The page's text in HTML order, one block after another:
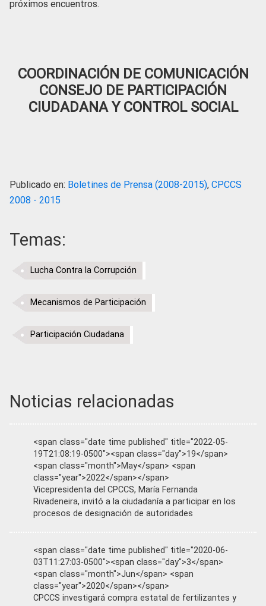
próximos encuentros.
COORDINACIÓN DE COMUNICACIÓN
CONSEJO DE PARTICIPACIÓN
CIUDADANA Y CONTROL SOCIAL
Publicado en: Boletines de Prensa (2008-2015), CPCCS
2008 - 2015
Temas:
Lucha Contra la Corrupción
Mecanismos de Participación
Participación Ciudadana
Noticias relacionadas
<span class="date time published" title="2022-05-
19T21:08:19-0500"><span class="day">19</span>
<span class="month">May</span> <span
class="year">2022</span></span>
Vicepresidenta del CPCCS, María Fernanda
Rivadeneira, invitó a la ciudadanía a participar en los
procesos de designación de autoridades
<span class="date time published" title="2020-06-
03T11:27:03-0500"><span class="day">3</span>
<span class="month">Jun</span> <span
class="year">2020</span></span>
CPCCS investigará compra estatal de fertilizantes y